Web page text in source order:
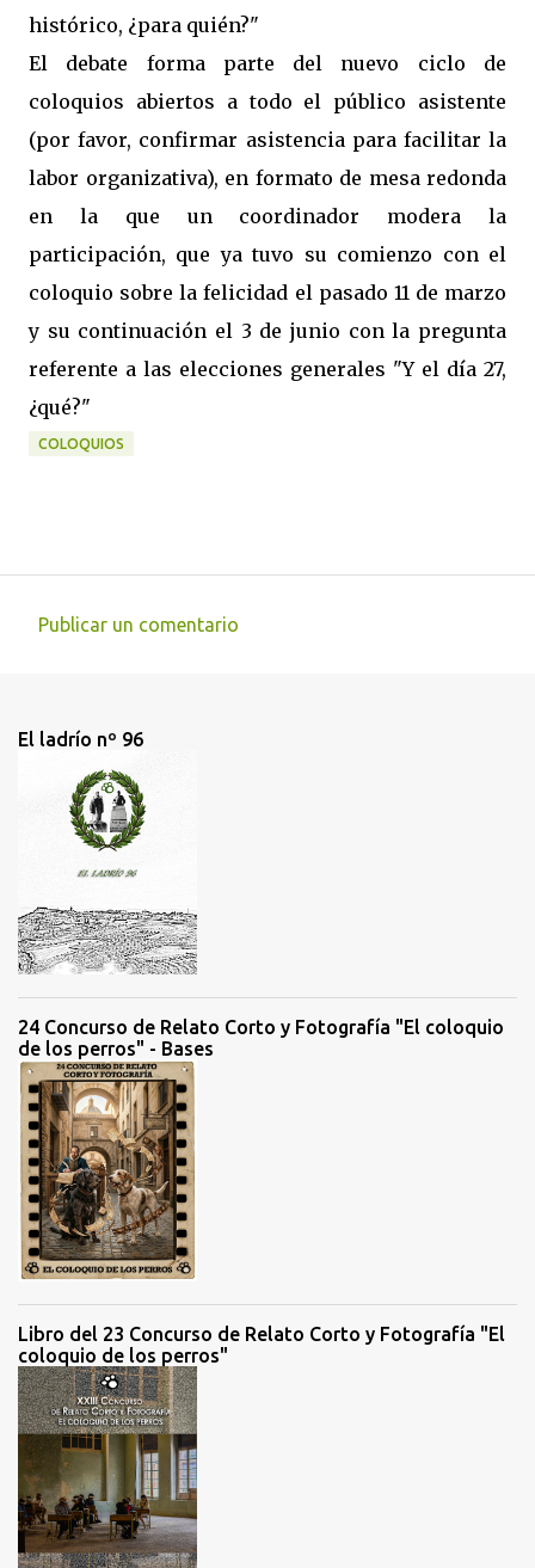
histórico, ¿para quién?"
El debate forma parte del nuevo ciclo de
coloquios abiertos a todo el público asistente
(por favor, confirmar asistencia para facilitar la
labor organizativa), en formato de mesa redonda
en la que un coordinador modera la
participación, que ya tuvo su comienzo con el
coloquio sobre la felicidad el pasado 11 de marzo
y su continuación el 3 de junio con la pregunta
referente a las elecciones generales "Y el día 27,
¿qué?"
COLOQUIOS
e
i
o
Publicar un comentario
El ladrío nº 96
24 Concurso de Relato Corto y Fotografía "El coloquio
de los perros" - Bases
Libro del 23 Concurso de Relato Corto y Fotografía "El
coloquio de los perros"